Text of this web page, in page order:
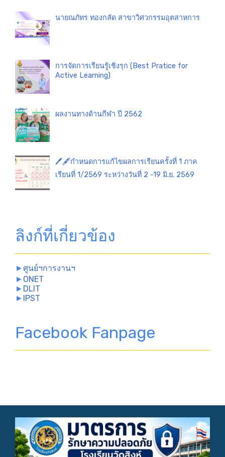
นายณภัทร ทองกลัด สาขาวิศวกรรมอุตสาหการ
การจัดการเรียนรู้เชิงรุก (Best Pratice for
Active Learning)
ผลงานทางด้านกีฬา ปี 2562
🖊️🖋️กำหนดการแก้ไขผลการเรียนครั้งที่ 1 ภาค
เรียนที่ 1/2569 ระหว่างวันที่ 2 -19 มิ.ย. 2569
ลิงก์ที่เกี่ยวข้อง
►ศูนย์ฯการงานฯ
► ONET
► DLIT
► IPST
Facebook Fanpage